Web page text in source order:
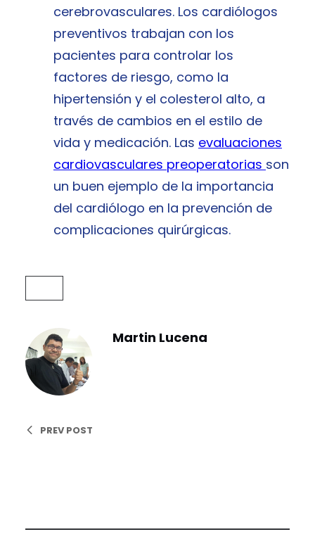
cerebrovasculares. Los cardiólogos
preventivos trabajan con los
pacientes para controlar los
factores de riesgo, como la
hipertensión y el colesterol alto, a
través de cambios en el estilo de
vida y medicación. Las evaluaciones
cardiovasculares preoperatorias son
un buen ejemplo de la importancia
del cardiólogo en la prevención de
complicaciones quirúrgicas.
Martin Lucena
PREV POST